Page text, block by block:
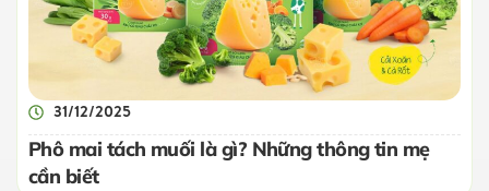
31/12/2025
Phô mai tách muối là gì? Những thông tin mẹ
cần biết